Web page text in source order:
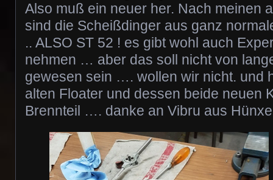
Also muß ein neuer her. Nach meinen
sind die Scheißdinger aus ganz
.. ALSO ST 52 ! es gibt wohl auch
nehmen … aber das soll nicht von
gewesen sein …. wollen wir nicht. und
alten Floater und dessen beide neuen
Brennteil …. danke an Vibru aus